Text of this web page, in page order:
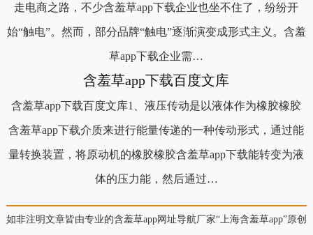
走电商之路，不少含羞草app下载企业也坐不住了，纷纷开
始“触电”。然而，部分品牌“触电”逐渐演变成形式主义。含羞
草app下载企业需…
含羞草app下载百度文库
含羞草app下载百度文库1、液压传动是以液体作为橡胶橡胶
含羞草app下载介质来进行能量传递的一种传动形式，通过能
量转换装置，将原动机的橡胶橡胶含羞草app下载能转变为液
体的压力能，然后通过…
如非注明文章皆由专业的含羞草app网址导航厂家“上海含羞草app”原创